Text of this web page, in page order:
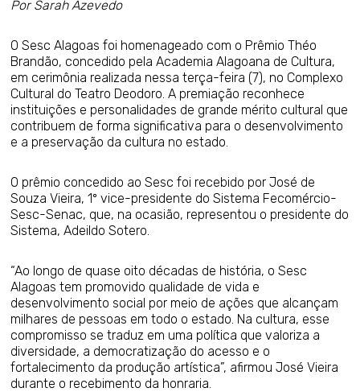
Por Sarah Azevedo
O Sesc Alagoas foi homenageado com o Prêmio Théo
Brandão, concedido pela Academia Alagoana de Cultura,
em cerimônia realizada nessa terça-feira (7), no Complexo
Cultural do Teatro Deodoro. A premiação reconhece
instituições e personalidades de grande mérito cultural que
contribuem de forma significativa para o desenvolvimento
e a preservação da cultura no estado.
O prêmio concedido ao Sesc foi recebido por José de
Souza Vieira, 1º vice-presidente do Sistema Fecomércio-
Sesc-Senac, que, na ocasião, representou o presidente do
Sistema, Adeildo Sotero.
“Ao longo de quase oito décadas de história, o Sesc
Alagoas tem promovido qualidade de vida e
desenvolvimento social por meio de ações que alcançam
milhares de pessoas em todo o estado. Na cultura, esse
compromisso se traduz em uma política que valoriza a
diversidade, a democratização do acesso e o
fortalecimento da produção artística”, afirmou José Vieira
durante o recebimento da honraria.